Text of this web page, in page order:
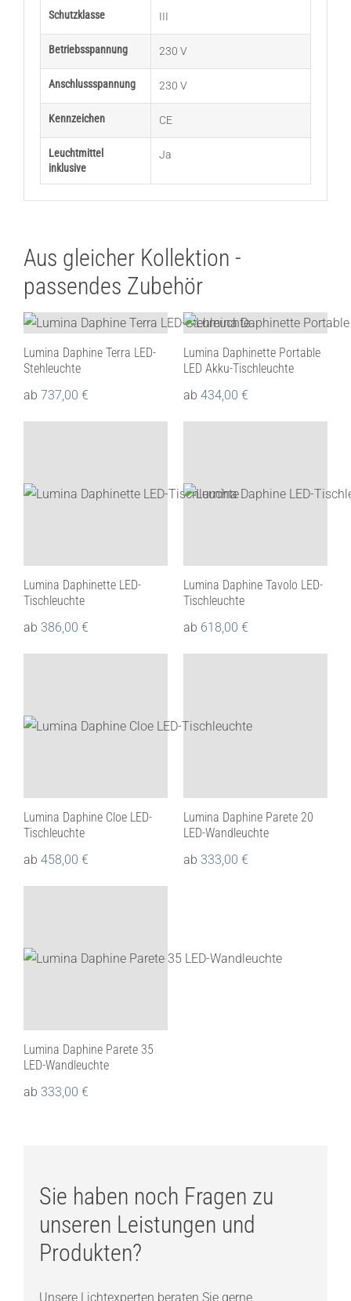
Schutzklasse III
Betriebsspannung 230 V
Anschlussspannung 230 V
Kennzeichen CE
Leuchtmittel
inklusive
Ja
Aus gleicher Kollektion -
passendes Zubehör
Lumina Daphine Terra LED-
Stehleuchte
ab 737,00 €
Lumina Daphinette Portable
LED Akku-Tischleuchte
ab 434,00 €
Lumina Daphinette LED-
Tischleuchte
ab 386,00 €
Lumina Daphine Tavolo LED-
Tischleuchte
ab 618,00 €
Lumina Daphine Cloe LED-
Tischleuchte
ab 458,00 €
Lumina Daphine Parete 20
LED-Wandleuchte
ab 333,00 €
Lumina Daphine Parete 35
LED-Wandleuchte
ab 333,00 €
Sie haben noch Fragen zu
unseren Leistungen und
Produkten?
Unsere Lichtexperten beraten Sie gerne